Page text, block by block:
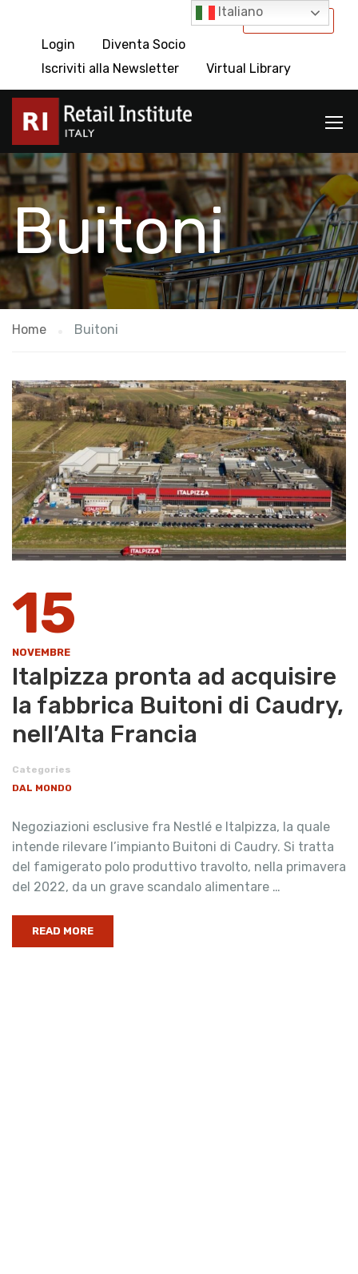
International
Login
Diventa Socio
Iscriviti alla Newsletter
Virtual Library
Buitoni
Home Buitoni
15
NOVEMBRE
Italpizza pronta ad acquisire
la fabbrica Buitoni di Caudry,
nell’Alta Francia
Categories
DAL MONDO
Negoziazioni esclusive fra Nestlé e Italpizza, la quale
intende rilevare l’impianto Buitoni di Caudry. Si tratta
del famigerato polo produttivo travolto, nella primavera
del 2022, da un grave scandalo alimentare …
READ MORE
Italiano